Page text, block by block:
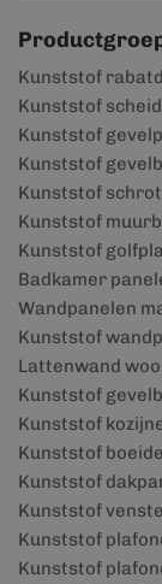
Kunststof
Kunststof
Kunststof
Kunststof
Kunststof
Kunststof
Kunststof
Badkamer
Wandpanelen
Kunststof
Lattenwand
Kunststof
Kunststof
Kunststof
Kunststof
Kunststof
Kunststof
Kunststof